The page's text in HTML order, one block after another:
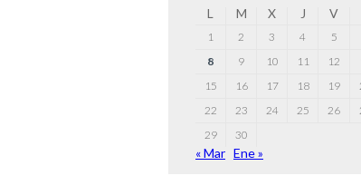
L
M X J V
1 2 3 4 5
8
9 10 11 12
15
16 17 18 19
22
23 24 25 26
29
30
« Mar Ene »